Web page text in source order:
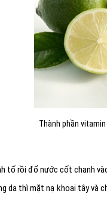
Thành phần
tố rồi đổ nước cốt chanh
da thì mặt nạ khoai tây và